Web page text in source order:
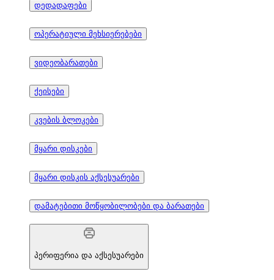
დედადაფები
ოპერატიული მეხსიერებები
ვიდეობარათები
ქეისები
კვების ბლოკები
მყარი დისკები
მყარი დისკის აქსესუარები
დამატებითი მოწყობილობები და ბარათები
პერიფერია და აქსესუარები